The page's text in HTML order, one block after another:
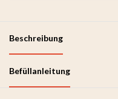
Beschreibung
Befüllanleitung